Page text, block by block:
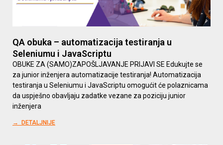
QA obuka – automatizacija testiranja u
Seleniumu i JavaScriptu
OBUKE ZA (SAMO)ZAPOŠLJAVANJE PRIJAVI SE Edukujte se
za junior inženjera automatizacije testiranja! Automatizacija
testiranja u Seleniumu i JavaScriptu omogućit će polaznicama
da uspješno obavljaju zadatke vezane za poziciju junior
inženjera
→ DETALJNIJE